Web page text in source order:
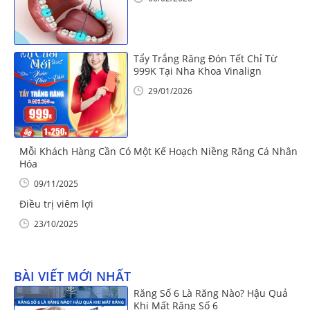
Tẩy Trắng Răng Đón Tết Chỉ Từ
999K Tại Nha Khoa Vinalign
29/01/2026
Mỗi Khách Hàng Cần Có Một Kế Hoạch Niềng Răng Cá Nhân
Hóa
09/11/2025
Điều trị viêm lợi
23/10/2025
BÀI VIẾT MỚI NHẤT
Răng Số 6 Là Răng Nào? Hậu Quả
Khi Mất Răng Số 6